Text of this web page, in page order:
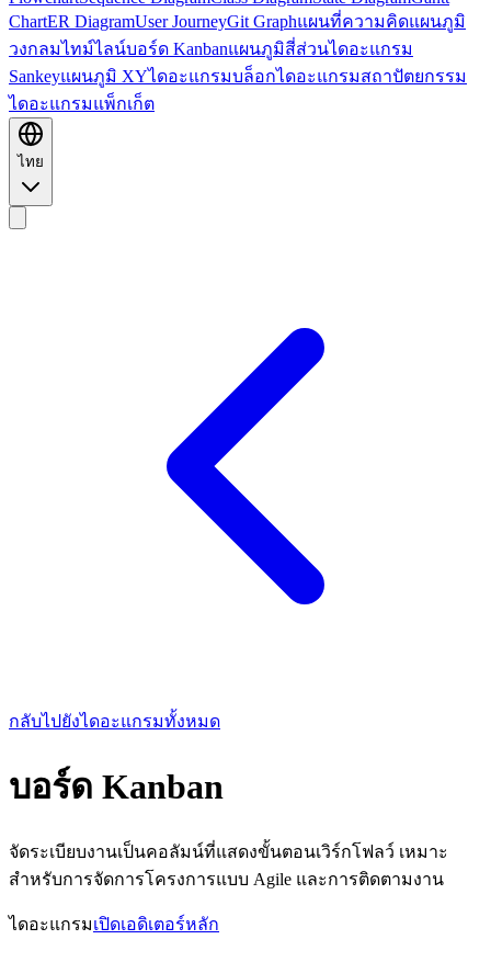
ChartER DiagramUser JourneyGit Graphแผนที่ความคิดแผนภูมิ
วงกลมไทม์ไลน์บอร์ด Kanbanแผนภูมิสี่ส่วนไดอะแกรม
Sankeyแผนภูมิ XYไดอะแกรมบล็อกไดอะแกรมสถาปัตยกรรม
ไดอะแกรมแพ็กเก็ต
ไทย
กลับไปยังไดอะแกรมทั้งหมด
บอร์ด Kanban
จัดระเบียบงานเป็นคอลัมน์ที่แสดงขั้นตอนเวิร์กโฟลว์ เหมาะ
สำหรับการจัดการโครงการแบบ Agile และการติดตามงาน
ไดอะแกรมเปิดเอดิเตอร์หลัก